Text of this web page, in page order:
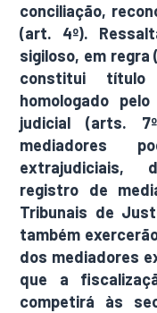
conciliação,
(art. 4º).
sigiloso, em regra
constitui título
homologado
judicial (arts.
mediadores
extrajudiciais,
registro de
Tribunais de
também
dos mediadores
que a
competirá às